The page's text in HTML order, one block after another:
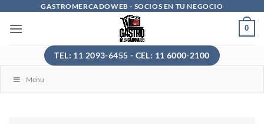
contenido
GASTROMERCADOWEB - SOCIOS EN TU NEGOCIO
0
TEL: 11 2093-6455 - CEL: 11 6000-2100
Menu